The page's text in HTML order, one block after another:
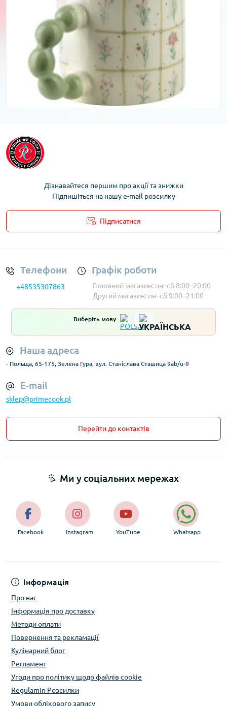
В наявності
15,58 Zł
Дізнавайтеся першим про акції та знижки
Підпишіться на нашу e-mail розсилку
Підписатися
Телефони
+48535307863
Графік роботи
Головний магазин: пн–сб 8:00–20:00
Другий магазин: пн–сб 9:00–21:00
Виберіть мову
Наша адреса
- Польща, 65-175, Зелена Гура, вул. Станіслава Сташица 9ab/u-9
E-mail
sklep@primecook.pl
Перейти до контактів
Інформація
Про нас
Інформація про доставку
Методи оплати
Повернення та рекламації
Кулінарний блог
Регламент
Угоди про політику щодо файлів cookie
Regulamin Розсилки
Умови облікового запису
Ми у соціальних мережах
Facebook Instagram YouTube Whatsapp